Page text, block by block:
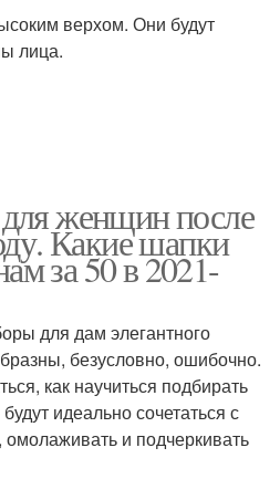
верхом. Они будут
лица.
женщин после
Какие шапки
за 50 в 2021-
для дам элегантного
безусловно, ошибочно.
как научиться подбирать
идеально сочетаться с
и подчеркивать